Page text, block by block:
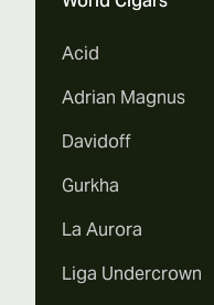
Acid
Adrian Magnus
Davidoff
Gurkha
La Aurora
Liga Undercrown